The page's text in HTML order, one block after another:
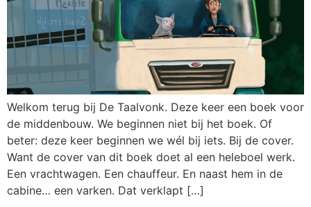
Welkom terug bij De Taalvonk. Deze keer een boek voor
de middenbouw. We beginnen niet bij het boek. Of
beter: deze keer beginnen we wél bij iets. Bij de cover.
Want de cover van dit boek doet al een heleboel werk.
Een vrachtwagen. Een chauffeur. En naast hem in de
cabine… een varken. Dat verklapt […]